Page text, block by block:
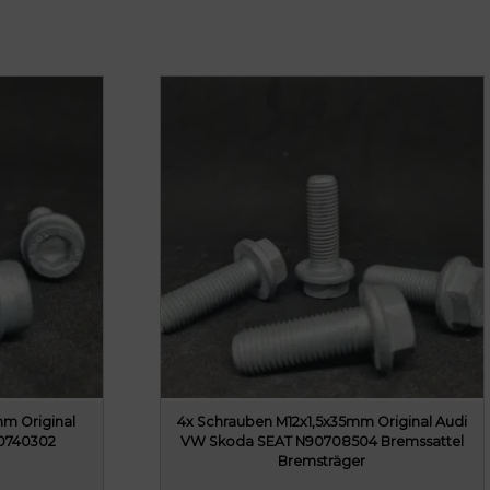
s
t
:
0
0
Original
4x Schrauben M12x1,5x35mm Original Audi
VW Skoda SEAT N90708504 Bremssattel
Bremsträger